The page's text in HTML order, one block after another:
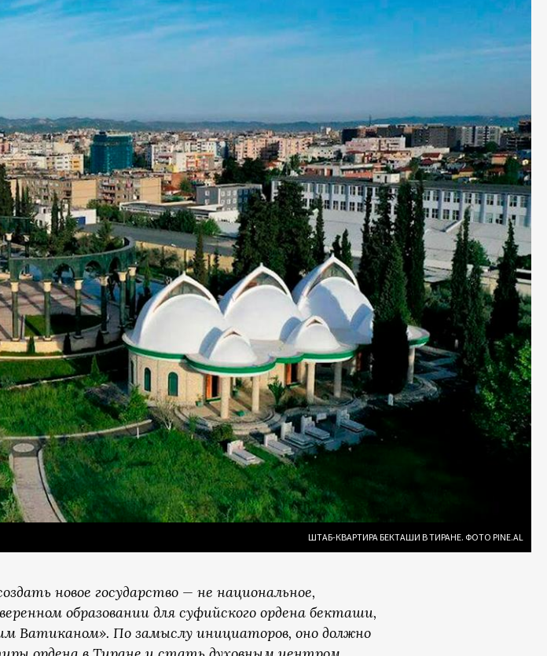
ШТАБ-КВАРТИРА БЕКТАШИ В ТИРАНЕ. ФОТО PINE.AL
новое государство — не национальное,
образовании для суфийского ордена бекташи,
Ватиканом». По замыслу инициаторов, оно должно